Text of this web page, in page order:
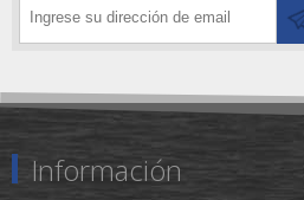
Información